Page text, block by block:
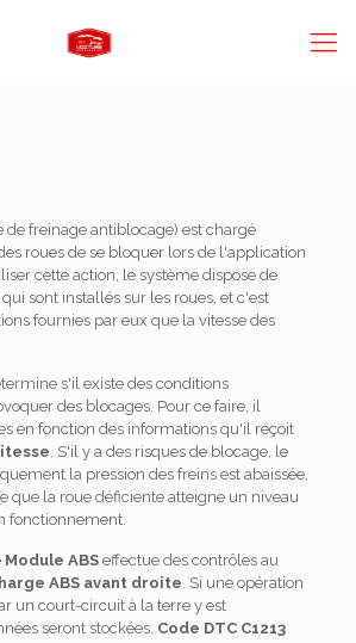
de freinage antiblocage) est chargé
roues de se bloquer lors de l'application
cette action, le système dispose de
sont installés sur les roues, et c'est
fournies par eux que la vitesse des
s'il existe des conditions
des blocages. Pour ce faire, il
en fonction des informations qu'il reçoit
. S'il y a des risques de blocage, le
la pression des freins est abaissée,
que la roue déficiente atteigne un niveau
fonctionnement.
Module ABSeffectue des contrôles au
ABS avant droite. Si une opération
un court-circuit à la terre y est
seront stockées. Code DTC C1213